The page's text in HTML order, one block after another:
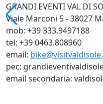
GRANDI EVENTI VAL DI
Viale Marconi 5 - 38027
mob: +39 333.9497188
tel: +39 0463.808960
email:
pec:
email secondaria: